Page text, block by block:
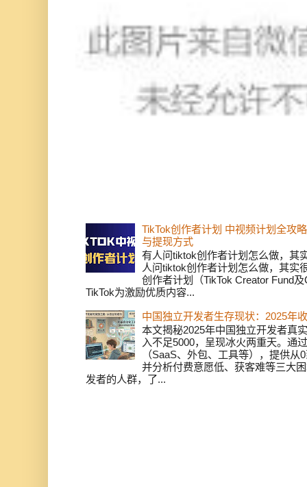
TikTok创作者计划 中视频计划全攻
与提现方式
有人问tiktok创作者计划怎么做，其
人问tiktok创作者计划怎么做，其实
创作者计划（TikTok Creator Fund
TikTok为激励优质内容...
中国独立开发者生存现状：2025年
本文揭秘2025年中国独立开发者真
入不足5000，呈现冰火两重天。通
（SaaS、外包、工具等），提供
并分析付费意愿低、获客难等三大
发者的人群，了...